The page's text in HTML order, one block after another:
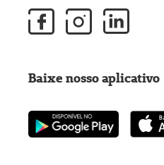
Baixe nosso aplicativo